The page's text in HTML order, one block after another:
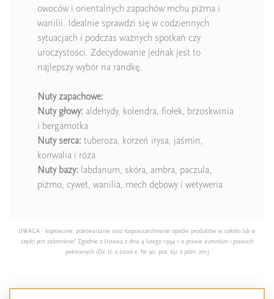
owoców i orientalnych zapachów mchu piżma i
wanilii. Idealnie sprawdzi się w codziennych
sytuacjach i podczas ważnych spotkań czy
uroczystości. Zdecydowanie jednak jest to
najlepszy wybór na randkę.
Nuty zapachowe:
Nuty głowy: aldehydy, kolendra, fiołek, brzoskwinia
i bergamotka
Nuty serca: tuberoza, korzeń irysa, jaśmin,
konwalia i róża
Nuty bazy: labdanum, skóra, ambra, paczula,
piżmo, cywet, wanilia, mech dębowy i wetyweria
UWAGA - kopiowanie, przetwarzanie oraz rozpowszechnianie opisów produktów w całości lub w
części jest zabronione! Zgodnie z Ustawą z dnia 4 lutego 1994 r. o prawie autorskim i prawach
pokrewnych (Dz. U. z 2006 e. Nr 90, poz. 631 z późn. zm.)